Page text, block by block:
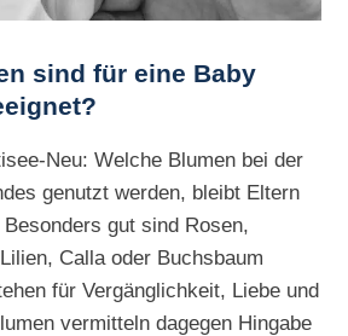
sind für eine Baby
Neu: Welche Blumen bei der
genutzt werden, bleibt Eltern
gut sind Rosen,
Calla oder Buchsbaum
für Vergänglichkeit, Liebe und
vermitteln dagegen Hingabe